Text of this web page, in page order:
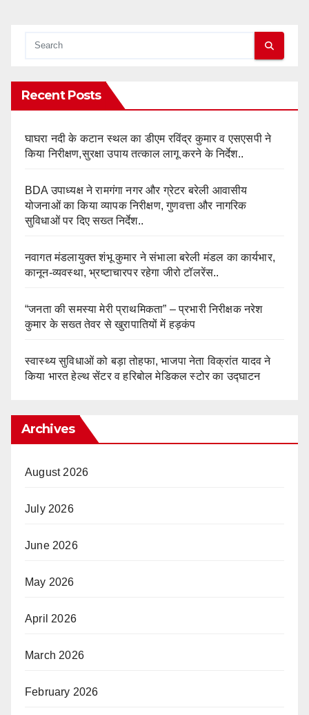
Recent Posts
घाघरा नदी के कटान स्थल का डीएम रविंद्र कुमार व एसएसपी ने
किया निरीक्षण,सुरक्षा उपाय तत्काल लागू करने के निर्देश..
BDA उपाध्यक्ष ने रामगंगा नगर और ग्रेटर बरेली आवासीय
योजनाओं का किया व्यापक निरीक्षण, गुणवत्ता और नागरिक
सुविधाओं पर दिए सख्त निर्देश..
नवागत मंडलायुक्त शंभू कुमार ने संभाला बरेली मंडल का कार्यभार,
कानून-व्यवस्था, भ्रष्टाचारपर रहेगा जीरो टॉलरेंस..
“जनता की समस्या मेरी प्राथमिकता” – प्रभारी निरीक्षक नरेश
कुमार के सख्त तेवर से खुरापातियों में हड़कंप
स्वास्थ्य सुविधाओं को बड़ा तोहफा, भाजपा नेता विक्रांत यादव ने
किया भारत हेल्थ सेंटर व हरिबोल मेडिकल स्टोर का उद्घाटन
Archives
August 2026
July 2026
June 2026
May 2026
April 2026
March 2026
February 2026